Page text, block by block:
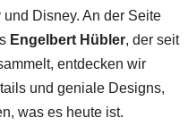
Disney. An der Seite
Engelbert Hübler, der seit
entdecken wir
und geniale Designs,
was es heute ist.